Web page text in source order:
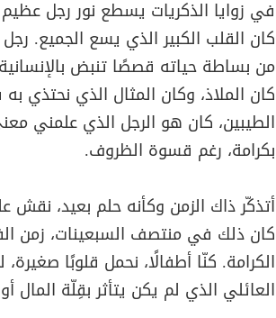
في زوايا الذكريات يسطع نور رجل
كان القلب الكبير الذي يسع الجميع.
من بساطة حياته قصصًا تنبض
كان الملاذ، وكان المثال الذي نحتذي
الطيبين، كان هو الرجل الذي علمني
بكرامة، رغم قسوة الظروف.
أتذكّر ذاك الزمن وكأنه حلم بعيد، نقش
كان ذلك في منتصف السبعينات، زمن
الكرامة. كنّا أطفالًا، نحمل قلوبًا
العائلي الذي لم يكن يتأثر بقِلّة المال